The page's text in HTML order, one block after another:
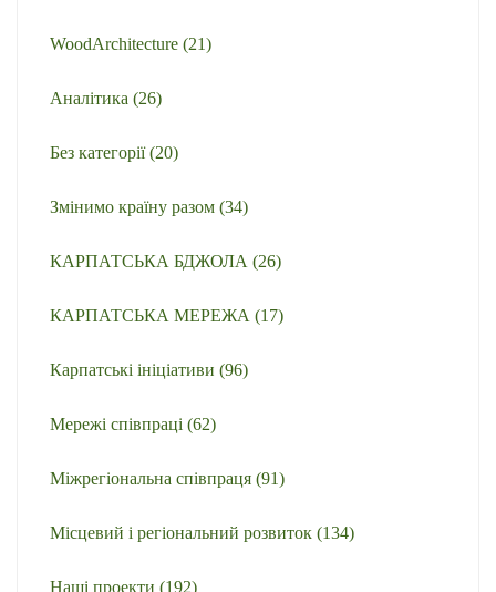
WoodArchitecture (21)
Аналітика (26)
Без категорії(20)
Змінимо країну разом (34)
КАРПАТСЬКА БДЖОЛА (26)
КАРПАТСЬКА МЕРЕЖА (17)
Карпатські ініціативи (96)
Мережі співпраці (62)
Міжрегіональна співпраця (91)
Місцевий і регіональний розвиток (134)
Наші проекти (192)